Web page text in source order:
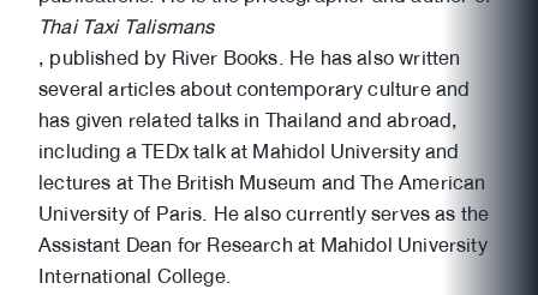
Thai Taxi Talismans
, published by River Books. He has also written
several articles about contemporary culture and
has given related talks in Thailand and abroad,
including a TEDx talk at Mahidol University and
lectures at The British Museum and The American
University of Paris. He also currently serves as the
Assistant Dean for Research at Mahidol University
International College.